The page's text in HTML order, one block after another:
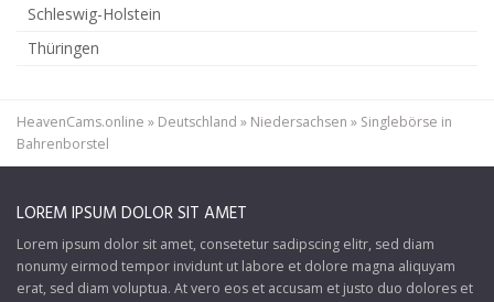
Schleswig-Holstein
Thüringen
HeavenCams.online » Deutschland » Niedersachsen » Singlebörse in
Bahrenborstel
LOREM IPSUM DOLOR SIT AMET
Lorem ipsum dolor sit amet, consetetur sadipscing elitr, sed diam
nonumy eirmod tempor invidunt ut labore et dolore magna aliquyam
erat, sed diam voluptua. At vero eos et accusam et justo duo dolores et